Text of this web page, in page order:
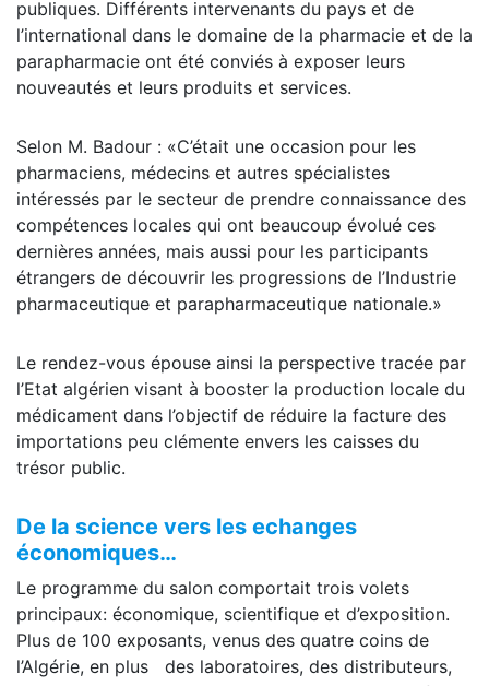
publiques. Différents intervenants du pays et de
l’international dans le domaine de la pharmacie et de la
parapharmacie ont été conviés à exposer leurs
nouveautés et leurs produits et services.
Selon M. Badour : «C’était une occasion pour les
pharmaciens, médecins et autres spécialistes
intéressés par le secteur de prendre connaissance des
compétences locales qui ont beaucoup évolué ces
dernières années, mais aussi pour les participants
étrangers de découvrir les progressions de l’Industrie
pharmaceutique et parapharmaceutique nationale.»
Le rendez-vous épouse ainsi la perspective tracée par
l’Etat algérien visant à booster la production locale du
médicament dans l’objectif de réduire la facture des
importations peu clémente envers les caisses du
trésor public.
De la science vers les echanges
économiques…
Le programme du salon comportait trois volets
principaux: économique, scientifique et d’exposition.
Plus de 100 exposants, venus des quatre coins de
l’Algérie, en plus des laboratoires, des distributeurs,